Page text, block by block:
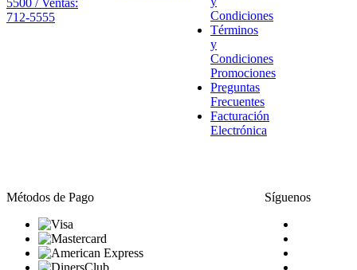
712-5555
Condiciones
Términos
y
Condiciones
Promociones
Preguntas
Frecuentes
Facturación
Electrónica
Métodos de Pago Síguenos